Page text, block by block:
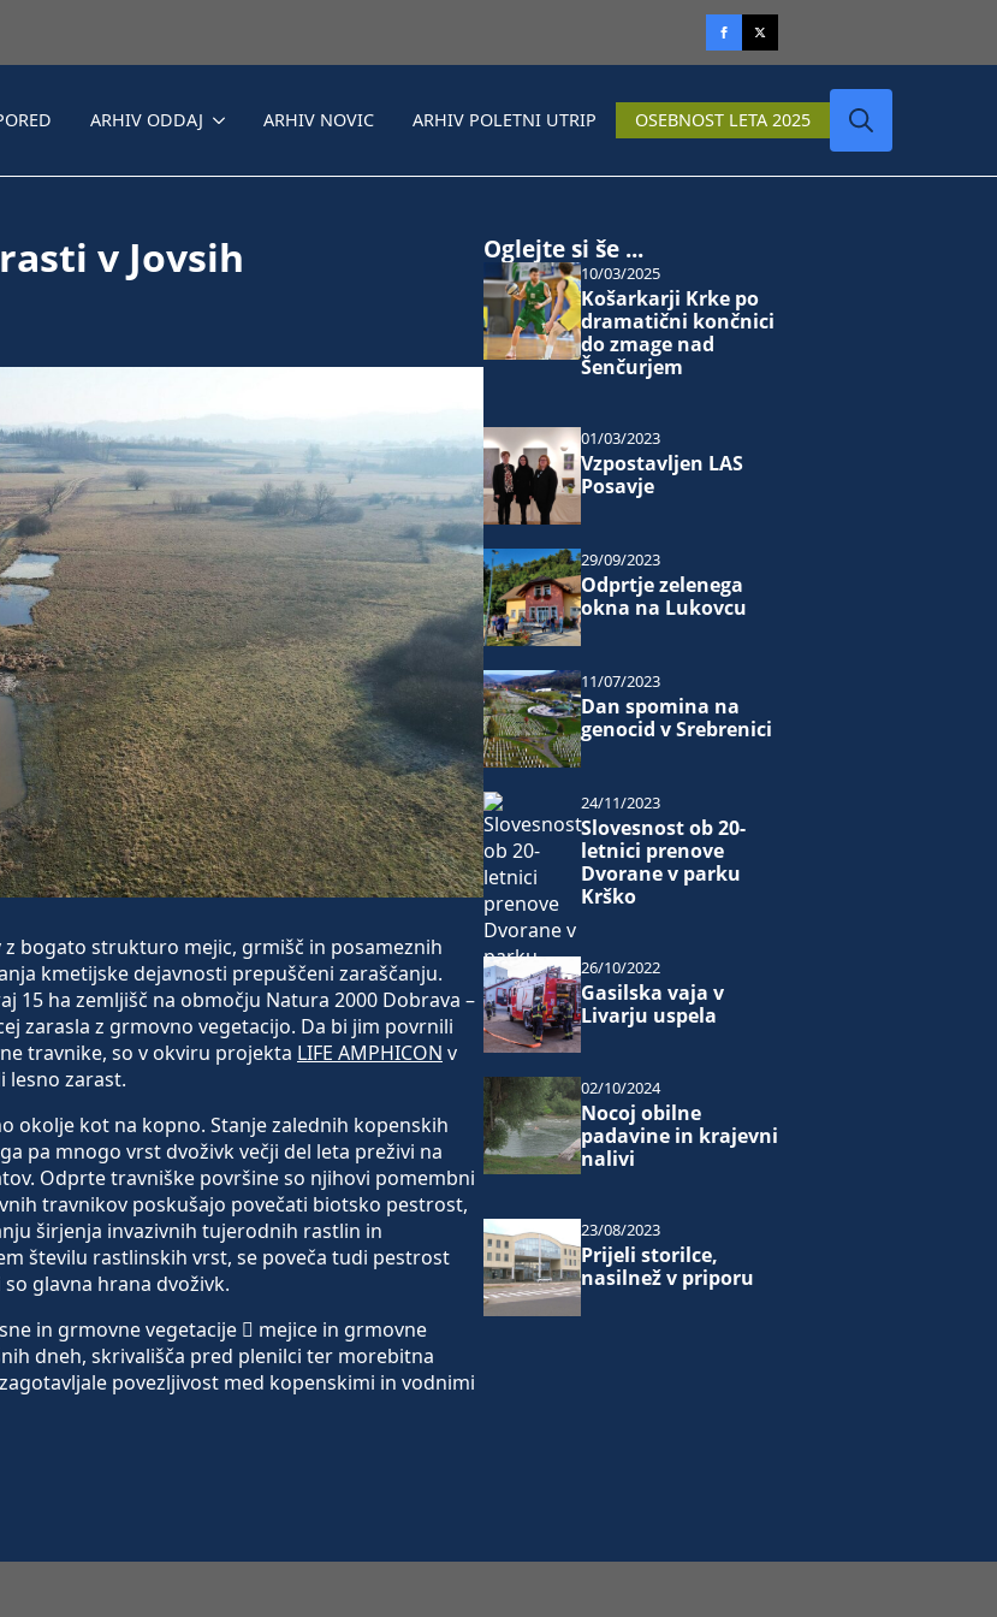
ARHIV ODDAJ ARHIV NOVIC ARHIV POLETNI UTRIP OSEBNOST LETA 2025
v Jovsih
bogato strukturo mejic, grmišč in posameznih
kmetijske dejavnosti prepuščeni zaraščanju.
15 ha zemljišč na območju Natura 2000 Dobrava –
zarasla z grmovno vegetacijo. Da bi jim povrnili
travnike, so v okviru projekta LIFE AMPHICON v
lesno zarast.
okolje kot na kopno. Stanje zalednih kopenskih
pa mnogo vrst dvoživk večji del leta preživi na
Odprte travniške površine so njihovi pomembni
travnikov poskušajo povečati biotsko pestrost,
širjenja invazivnih tujerodnih rastlin in
številu rastlinskih vrst, se poveča tudi pestrost
glavna hrana dvoživk.
in grmovne vegetacije  mejice in grmovne
dneh, skrivališča pred plenilci ter morebitna
povezljivost med kopenskimi in vodnimi
Oglejte si še ...
Košarkarji Krke po
dramatični končnici
do zmage nad
Šenčurjem
10/03/2025
Vzpostavljen LAS
Posavje
01/03/2023
Odprtje zelenega
okna na Lukovcu
29/09/2023
Dan spomina na
genocid v Srebrenici
11/07/2023
Slovesnost ob 20-
letnici prenove
Dvorane v parku
Krško
24/11/2023
Gasilska vaja v
Livarju uspela
26/10/2022
Nocoj obilne
padavine in krajevni
nalivi
02/10/2024
Prijeli storilce,
nasilnež v priporu
23/08/2023